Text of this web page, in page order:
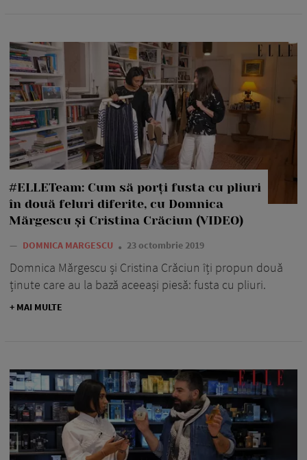
#ELLETeam: Cum să porți fusta cu pliuri
în două feluri diferite, cu Domnica
Mărgescu și Cristina Crăciun (VIDEO)
— DOMNICA MARGESCU 23 octombrie 2019
Domnica Mărgescu și Cristina Crăciun îți propun două
ținute care au la bază aceeași piesă: fusta cu pliuri.
+ MAI MULTE